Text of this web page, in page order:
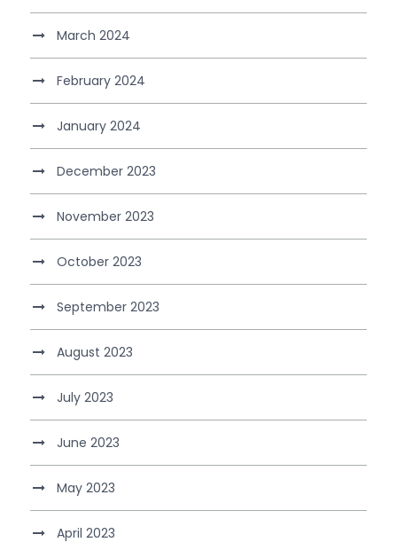
March 2024
February 2024
January 2024
December 2023
November 2023
October 2023
September 2023
August 2023
July 2023
June 2023
May 2023
April 2023